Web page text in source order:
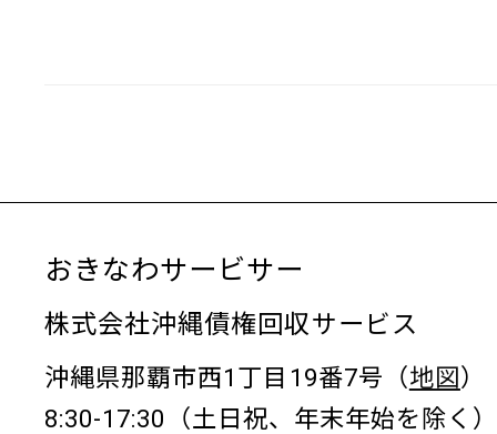
おきなわサービサー
株式会社沖縄債権回収サービス
沖縄県那覇市西1丁目19番7号（地図）
8:30-17:30（土日祝、年末年始を除く